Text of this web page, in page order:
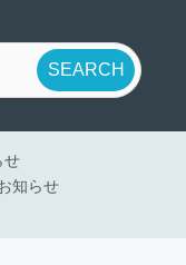
せ
知らせ